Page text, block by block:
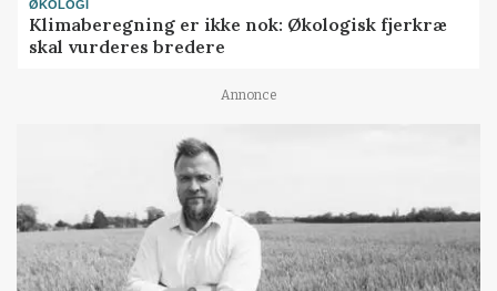
ØKOLOGI
Klimaberegning er ikke nok: Økologisk fjerkræ
skal vurderes bredere
Annonce